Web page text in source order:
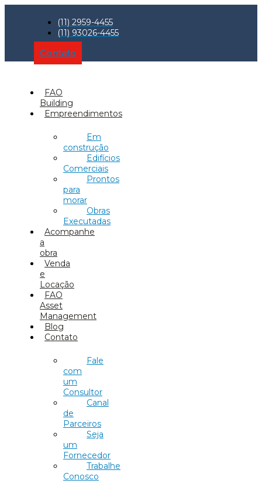
(11) 2959-4455
(11) 93026-4455
Contato
FAO
Building
Empreendimentos
Em
construção
Edifícios
Comerciais
Prontos
para
morar
Obras
Executadas
Acompanhe
a
obra
Venda
e
Locação
FAO
Asset
Management
Blog
Contato
Fale
com
um
Consultor
Canal
de
Parceiros
Seja
um
Fornecedor
Trabalhe
Conosco